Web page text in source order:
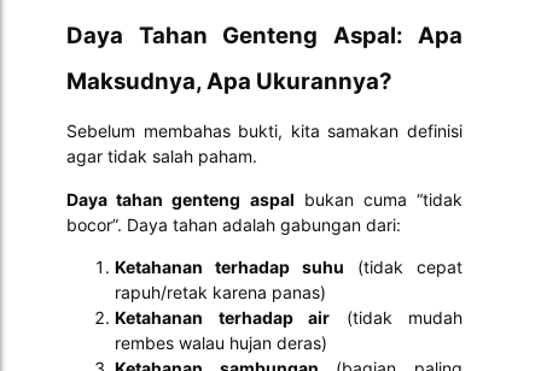
Daya Tahan Genteng Aspal: Apa
Maksudnya, Apa Ukurannya?
Sebelum membahas bukti, kita samakan definisi
agar tidak salah paham.
Daya tahan genteng aspal bukan cuma “tidak
bocor”. Daya tahan adalah gabungan dari:
Ketahanan terhadap suhu (tidak cepat
rapuh/retak karena panas)
Ketahanan terhadap air (tidak mudah
rembes walau hujan deras)